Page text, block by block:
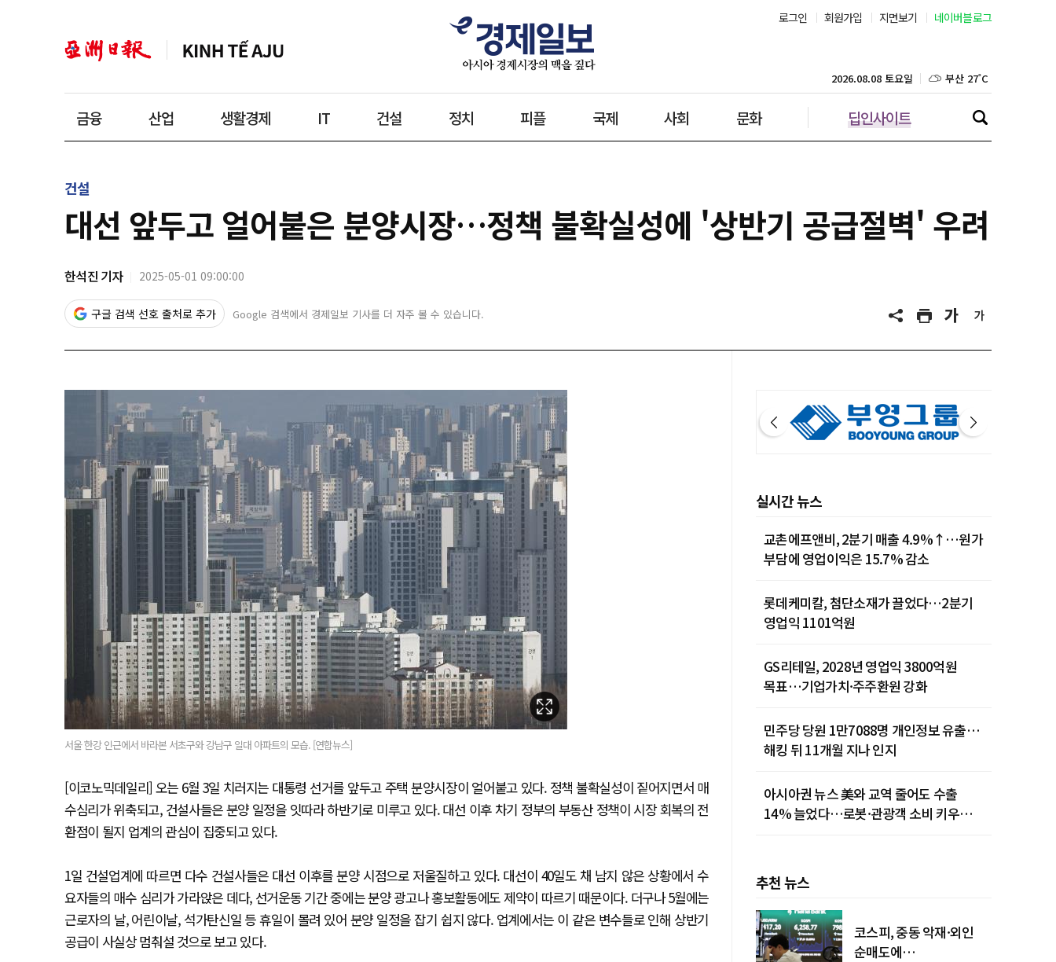
로그인 회원가입 지면보기 네이버블로그
금융 산업 생활경제 IT 건설 정치 피플 국제 사회 문화 딥인사이트
2026.08.08 토요일 대구 25˚C
인천 29˚C
울산 25˚C
제주 28˚C
건설
대선 앞두고 얼어붙은 분양시장…정책 불확실성에 '상반기 공급절벽' 우려
한석진 기자 2025-05-01 09:00:00
구글 검색 선호 출처로 추가 Google 검색에서 경제일보 기사를 더 자주 볼 수 있습니다.
서울 한강 인근에서 바라본 서초구와 강남구 일대 아파트의 모습. [연합뉴스]
[이코노믹데일리] 오는 6월 3일 치러지는 대통령 선거를 앞두고 주택 분양시장이 얼어붙고 있다. 정책 불확실성이 짙어지면서 매
수심리가 위축되고, 건설사들은 분양 일정을 잇따라 하반기로 미루고 있다. 대선 이후 차기 정부의 부동산 정책이 시장 회복의 전
환점이 될지 업계의 관심이 집중되고 있다.
1일 건설업계에 따르면 다수 건설사들은 대선 이후를 분양 시점으로 저울질하고 있다. 대선이 40일도 채 남지 않은 상황에서 수
요자들의 매수 심리가 가라앉은 데다, 선거운동 기간 중에는 분양 광고나 홍보활동에도 제약이 따르기 때문이다. 더구나 5월에는
근로자의 날, 어린이날, 석가탄신일 등 휴일이 몰려 있어 분양 일정을 잡기 쉽지 않다. 업계에서는 이 같은 변수들로 인해 상반기
공급이 사실상 멈춰설 것으로 보고 있다.
실시간 뉴스
교촌에프앤비, 2분기 매출 4.9%↑…원가
부담에 영업이익은 15.7% 감소
롯데케미칼, 첨단소재가 끌었다…2분기
영업익 1101억원
GS리테일, 2028년 영업익 3800억원
목표…기업가치·주주환원 강화
민주당 당원 1만7088명 개인정보 유출…
해킹 뒤 11개월 지나 인지
아시아권 뉴스 美와 교역 줄어도 수출
14% 늘었다…로봇·관광객 소비 키우는
추천 뉴스
코스피, 중동 악재·외인
순매도에